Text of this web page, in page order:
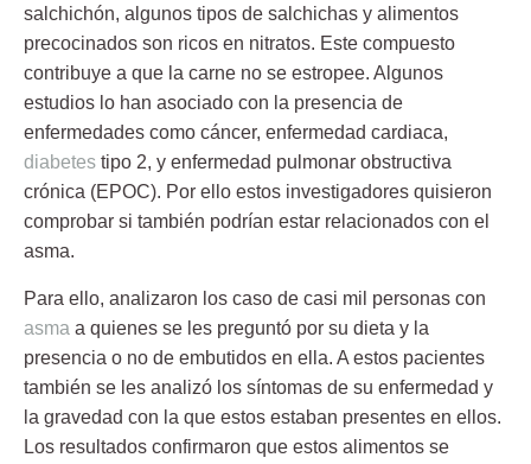
salchichón, algunos tipos de salchichas y alimentos
precocinados son ricos en nitratos. Este compuesto
contribuye a que la carne no se estropee. Algunos
estudios lo han asociado con la presencia de
enfermedades como cáncer, enfermedad cardiaca,
diabetes tipo 2, y enfermedad pulmonar obstructiva
crónica (EPOC). Por ello estos investigadores quisieron
comprobar si también podrían estar relacionados con el
asma.
Para ello, analizaron los caso de casi mil personas con
asma a quienes se les preguntó por su dieta y la
presencia o no de embutidos en ella. A estos pacientes
también se les analizó los síntomas de su enfermedad y
la gravedad con la que estos estaban presentes en ellos.
Los resultados confirmaron que estos alimentos se